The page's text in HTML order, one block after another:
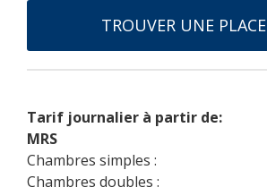
TROUVER UNE PLACE
Tarif journalier à partir de:
MRS
Chambres simples :
Chambres doubles :